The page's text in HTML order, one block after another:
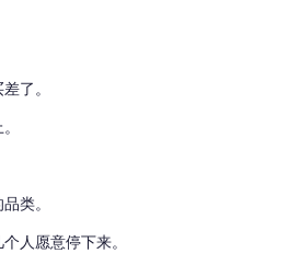
了。
类。
人愿意停下来。